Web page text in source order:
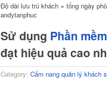
Độ dài lưu trú khách = tổng ngày
andytanphuc
Sử dụng Phần
đạt hiệu quả cao
Category: Cẩm nang quản lý khách